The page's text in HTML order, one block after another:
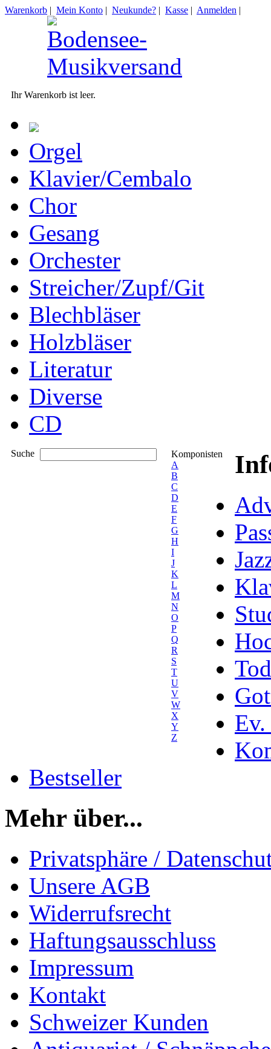
Warenkorb | Mein Konto | Neukunde? | Kasse | Anmelden |
Ihr Warenkorb ist leer.
Orgel
Klavier/Cembalo
Chor
Gesang
Orchester
Streicher/Zupf/Git
Blechbläser
Holzbläser
Literatur
Diverse
CD
Suche
Komponisten
A
B
C
D
E
F
G
H
I
J
K
L
M
N
O
P
Q
R
S
T
U
V
W
X
Y
Z
Ev.
Bestseller
Mehr über...
Privatsphäre /
Unsere AGB
Widerrufsrecht
Haftungsausschluss
Impressum
Kontakt
Schweizer Kunden